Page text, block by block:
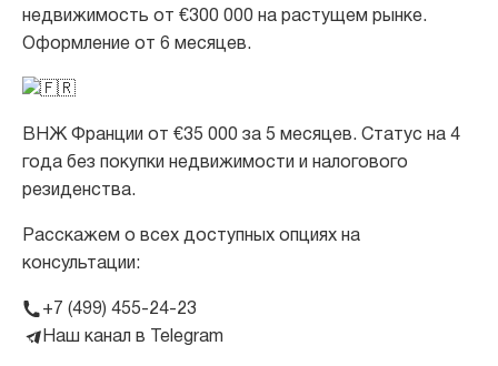
недвижимость от €300 000 на растущем рынке.
Оформление от 6 месяцев.
ВНЖ Франции от €35 000 за 5 месяцев. Статус на 4
года без покупки недвижимости и налогового
резиденства.
Расскажем о всех доступных опциях на
консультации:
+7 (499) 455-24-23
Наш канал в Telegram